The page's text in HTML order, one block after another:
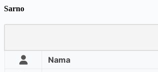
Sarno
Nama